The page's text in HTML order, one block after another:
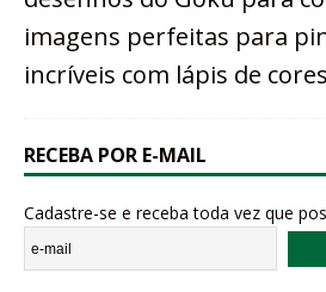
imagens perfeitas para
incríveis com lápis de
RECEBA POR E-MAIL
Cadastre-se e receba toda vez que